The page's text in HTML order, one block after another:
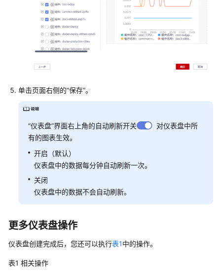
指
南
（1.0）
（联
盟
域）
API（联
户
南
单击页面右侧的“保存”。
“仪表盘”界面右上角的自动刷新开关
对仪表盘中所
有的图表生效。
开启（默认）
仪表盘中的数据每分钟自动刷新一次。
关闭
仪表盘中的数据不会自动刷新。
更多仪表盘操作
仪表盘创建完成后，您还可以执行表1中的操作。
表1 相关操作